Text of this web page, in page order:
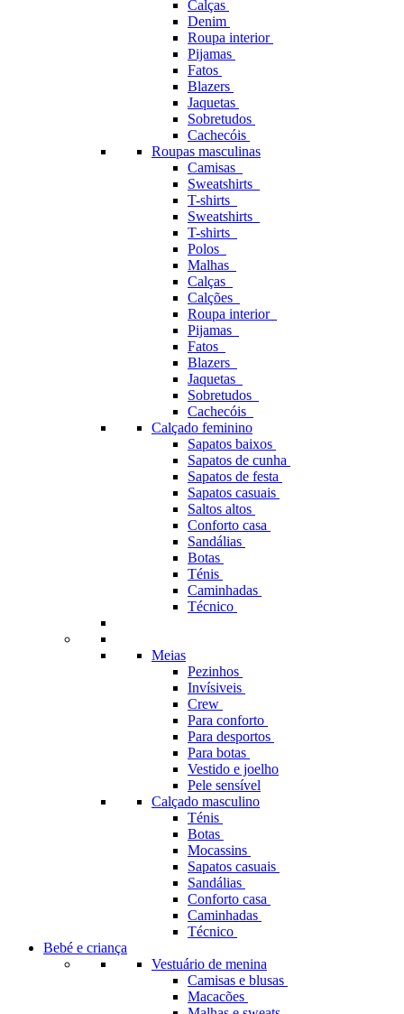
Calças
Denim
Roupa interior
Pijamas
Fatos
Blazers
Jaquetas
Sobretudos
Cachecóis
Roupas masculinas
Camisas
Sweatshirts
T-shirts
Sweatshirts
T-shirts
Polos
Malhas
Calças
Calções
Roupa interior
Pijamas
Fatos
Blazers
Jaquetas
Sobretudos
Cachecóis
Calçado feminino
Sapatos baixos
Sapatos de cunha
Sapatos de festa
Sapatos casuais
Saltos altos
Conforto casa
Sandálias
Botas
Ténis
Caminhadas
Técnico
Meias
Pezinhos
Invísiveis
Crew
Para conforto
Para desportos
Para botas
Vestido e joelho
Pele sensível
Calçado masculino
Ténis
Botas
Mocassins
Sapatos casuais
Sandálias
Conforto casa
Caminhadas
Técnico
Bebé e criança
Vestuário de menina
Camisas e blusas
Macacões